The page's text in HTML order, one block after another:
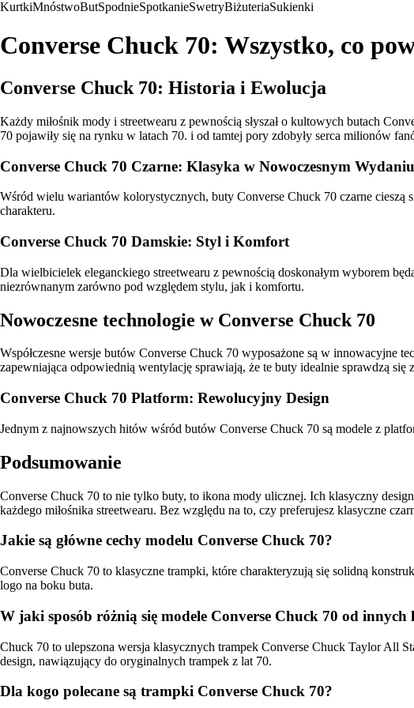
KurtkiMnóstwoButSpodnieSpotkanieSwetryBiżuteriaSukienki
Converse Chuck 70: Wszystko, co
Converse Chuck 70: Historia i Ewolucja
Każdy miłośnik mody i streetwearu z pewnością słyszał o kultowych butach
70 pojawiły się na rynku w latach 70. i od tamtej pory zdobyły serca milionów
Converse Chuck 70 Czarne: Klasyka w Nowoczesnym Wydaniu
Wśród wielu wariantów kolorystycznych, buty Converse Chuck 70 czarne
charakteru.
Converse Chuck 70 Damskie: Styl i Komfort
Dla wielbicielek eleganckiego streetwearu z pewnością doskonałym wyborem
niezrównanym zarówno pod względem stylu, jak i komfortu.
Nowoczesne technologie w Converse Chuck 70
Współczesne wersje butów Converse Chuck 70 wyposażone są w innowacyjne
zapewniająca odpowiednią wentylację sprawiają, że te buty idealnie sprawdzą się
Converse Chuck 70 Platform: Rewolucyjny Design
Jednym z najnowszych hitów wśród butów Converse Chuck 70 są modele z
Podsumowanie
Converse Chuck 70 to nie tylko buty, to ikona mody ulicznej. Ich klasyczny
każdego miłośnika streetwearu. Bez względu na to, czy preferujesz klasyczne
Jakie są główne cechy modelu Converse Chuck 70?
Converse Chuck 70 to klasyczne trampki, które charakteryzują się solidną
logo na boku buta.
W jaki sposób różnią się modele Converse Chuck 70 od
Chuck 70 to ulepszona wersja klasycznych trampek Converse Chuck Taylor All
design, nawiązujący do oryginalnych trampek z lat 70.
Dla kogo polecane są trampki Converse Chuck 70?